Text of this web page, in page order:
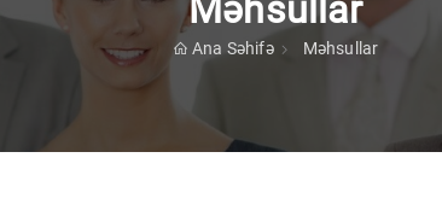
Məhsullar
Ana Səhifə Məhsullar